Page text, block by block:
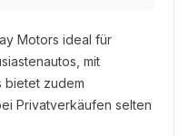
Motors ideal für
mit
bietet zudem
Privatverkäufen selten